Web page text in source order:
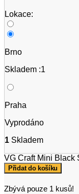
Lokace:
Brno
Skladem :1
Praha
Vyprodáno
1 Skladem
VG Craft Mini Black
Přidat do košíku
Zbývá pouze 1 kusů!